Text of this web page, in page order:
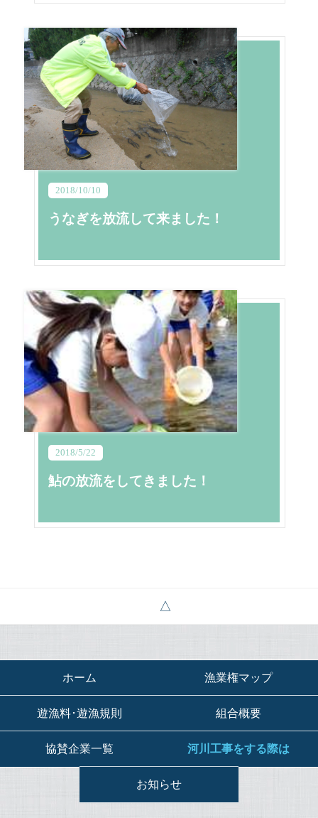
2018/10/10
うなぎを放流して来ました！
2018/5/22
鮎の放流をしてきました！
ホーム 漁業権マップ
遊漁料･遊漁規則 組合概要
協賛企業一覧 河川工事をする際は
お知らせ